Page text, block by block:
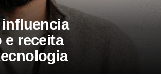
e receita